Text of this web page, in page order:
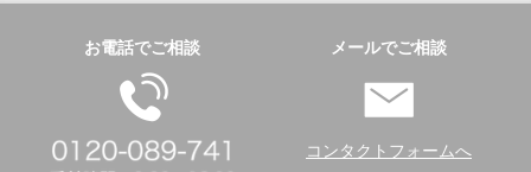
お電話でご相談 メールでご相談
コンタクトフォームへ